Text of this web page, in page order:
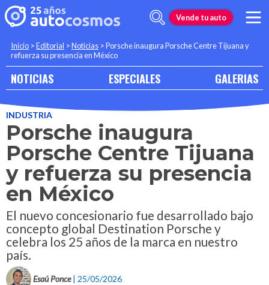
Vende tu auto
Inicio >Editorial >Noticias >Porsche inaugura Porsche Centre Tijuana y
refuerza su presencia en México
NOTICIAS ESPECIALES GALERIAS
INDUSTRIA
Porsche inaugura
Porsche Centre Tijuana
y refuerza su presencia
en México
El nuevo concesionario fue desarrollado bajo
concepto global Destination Porsche y
celebra los 25 años de la marca en nuestro
país.
Esaú Ponce | 25/05/2026